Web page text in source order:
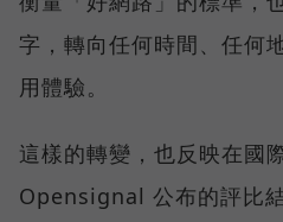
字，轉向任何時間、任何
用體驗。
這樣的轉變，也反映在國
Opensignal 公布的評比